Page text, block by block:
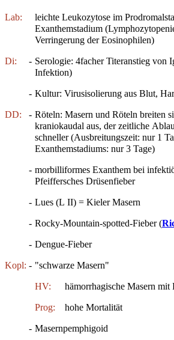
Lab:
leichte Leukozytose im
Exanthemstadium
Verringerung der Eosinophilen)
Di: - Serologie: 4facher Titeranstieg von
Infektion)
- Kultur: Virusisolierung aus Blut,
DD: - Röteln: Masern und Röteln breiten
kraniokaudal aus, der zeitliche
schneller (Ausbreitungszeit: nur 1
Exanthemstadiums: nur 3 Tage)
- morbilliformes Exanthem bei
Pfeiffersches Drüsenfieber
- Lues (L II) = Kieler Masern
- Rocky-Mountain-spotted-Fieber (
- Dengue-Fieber
Kopl: - "schwarze Masern"
HV: hämorrhagische Masern mit
Prog: hohe Mortalität
- Masernpemphigoid